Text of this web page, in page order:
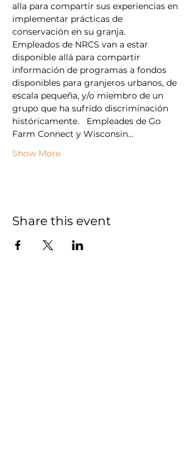
alla para compartir sus experiencias en
implementar prácticas de
conservación en su granja.
Empleados de NRCS van a estar
disponible allá para compartir
información de programas a fondos
disponibles para granjeros urbanos, de
escala pequeña, y/o miembro de un
grupo que ha sufrido discriminación
históricamente.   Empleades de Go
Farm Connect y Wisconsin…
Show More
Share this event